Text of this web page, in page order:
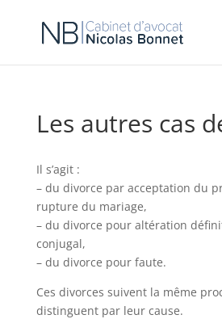
Les autres cas
Il s’agit :
– du divorce par acceptation du
rupture du mariage,
– du divorce pour altération
conjugal,
– du divorce pour faute.
Ces divorces suivent la même
distinguent par leur cause.